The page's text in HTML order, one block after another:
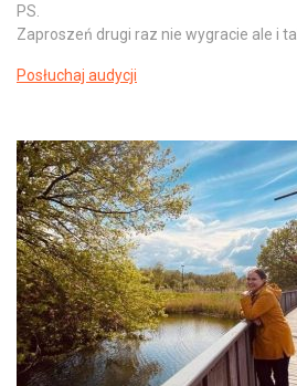
PS.
Zaproszeń drugi raz nie wygracie ale i
Posłuchaj audycji